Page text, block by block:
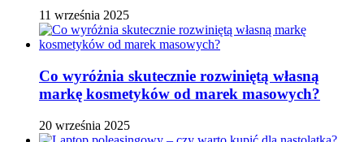
11 września 2025
Co wyróżnia skutecznie rozwiniętą własną
markę kosmetyków od marek masowych?
20 września 2025